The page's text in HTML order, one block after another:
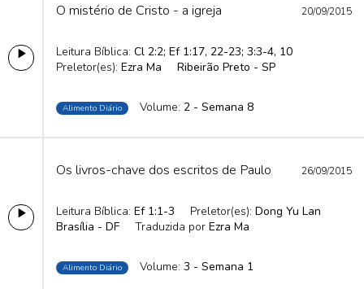
O mistério de Cristo - a igreja 20/09/2015
Leitura Bíblica: Cl 2:2; Ef 1:17, 22-23; 3:3-4, 10
Preletor(es): Ezra Ma Ribeirão Preto - SP
Alimento Diário Volume: 2 - Semana 8
Os livros-chave dos escritos de Paulo 26/09/2015
Leitura Bíblica: Ef 1:1-3 Preletor(es): Dong Yu Lan
Brasília - DF
Traduzida por Ezra Ma
Alimento Diário Volume: 3 - Semana 1